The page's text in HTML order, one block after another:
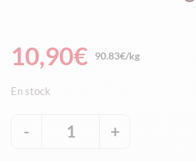
10,90€ 90.83€/kg
En stock
- 1 +